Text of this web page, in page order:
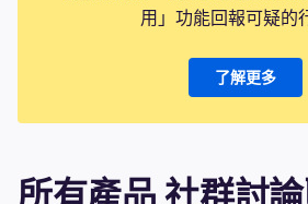
用」功能回報可疑的
了解更多